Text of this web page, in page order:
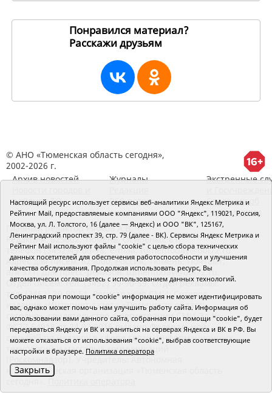
Понравился материал?
Расскажи друзьям
© АНО «Тюменская область сегодня»,
2002-2026 г.
Архив новостей
районов ТО
Журналы
RSS поток
Экстренные
Сведения об
организации
Главный редактор Рябков А.В.
Редакция: 625002, Тюмень, Осипенко, 81,
телефон (3452)49-00-18, e-mail: tumentoday@obl72.ru
Адрес для писем: 625000, Россия, Тюмень, Почтамт,
а/я 371. Для пресс-релизов: tumentoday@obl72.ru.
Отдел писем: тел. (3452) 39-90-59. Отдел рекламы:
тел. (3452) 39-90-51. Регистрация СМИ: Сетевое
издание «Интернет-газета «Тюменская область
сегодня», свидетельство о регистрации СМИ Эл №
ФС77-64918 от 24.02.2016 выдано Федеральной
службой по надзору в сфере связи, информационных
технологий и массовых коммуникаций
(Роскомнадзор). Учредитель: Автономная
некоммерческая организация «Тюменская область
Настоящий ресурс использует сервисы веб-аналитики Яндекс Метрика и
Рейтинг Mail, предоставляемые компаниями ООО "Яндекс", 119021, Россия,
Москва, ул. Л. Толстого, 16 (далее — Яндекс) и ООО "ВК", 125167,
Ленинградский проспект 39, стр. 79 (далее - ВК). Сервисы Яндекс Метрика и
Рейтинг Mail используют файлы "cookie" с целью сбора технических
данных посетителей для обеспечения работоспособности и улучшения
качества обслуживания. Продолжая использовать ресурс, Вы
автоматически соглашаетесь с использованием данных технологий.
Собранная при помощи "cookie" информация не может идентифицировать
вас, однако может помочь нам улучшить работу сайта. Информация об
использовании вами данного сайта, собранная при помощи "cookie", будет
передаваться Яндексу и ВК и храниться на серверах Яндекса и ВК в РФ. Вы
можете отказаться от использования "cookie", выбрав соответствующие
настройки в браузере. Политика оператора
Закрыть